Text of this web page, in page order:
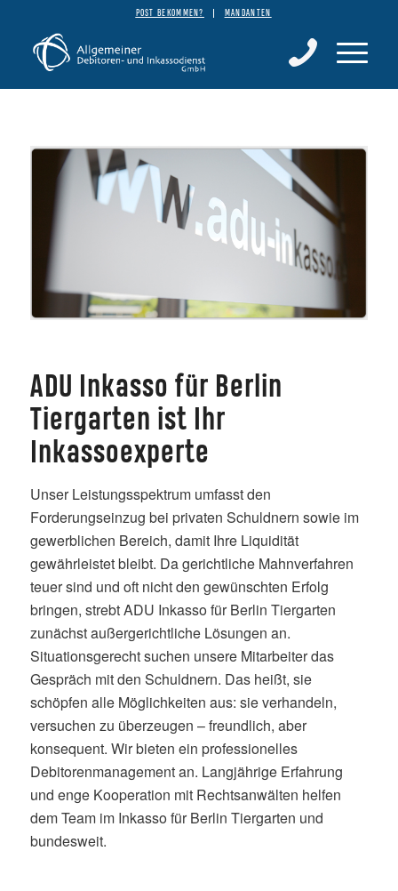
POST BEKOMMEN? MANDANTEN
ADU Inkasso für Berlin
Tiergarten ist Ihr
Inkassoexperte
Unser Leistungsspektrum umfasst den
Forderungseinzug bei privaten Schuldnern sowie im
gewerblichen Bereich, damit Ihre Liquidität
gewährleistet bleibt. Da gerichtliche Mahnverfahren
teuer sind und oft nicht den gewünschten Erfolg
bringen, strebt ADU Inkasso für Berlin Tiergarten
zunächst außergerichtliche Lösungen an.
Situationsgerecht suchen unsere Mitarbeiter das
Gespräch mit den Schuldnern. Das heißt, sie
schöpfen alle Möglichkeiten aus: sie verhandeln,
versuchen zu überzeugen – freundlich, aber
konsequent. Wir bieten ein professionelles
Debitorenmanagement an. Langjährige Erfahrung
und enge Kooperation mit Rechtsanwälten helfen
dem Team im Inkasso für Berlin Tiergarten und
bundesweit.